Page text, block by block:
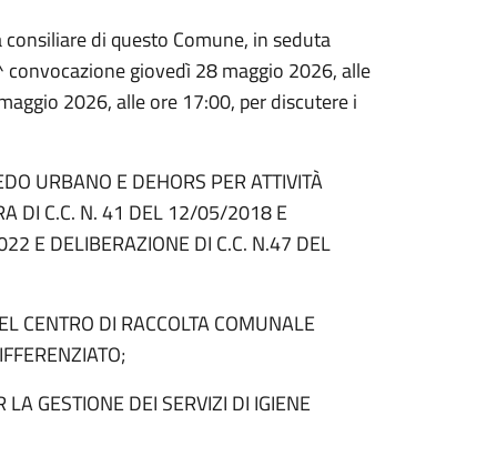
di questo Comune, in seduta
giovedì 28 maggio 2026, alle
2026, alle ore 17:00, per discutere i
URBANO E DEHORS PER ATTIVITÀ
DI C.C. N. 41 DEL 12/05/2018 E
E DELIBERAZIONE DI C.C. N.47 DEL
CENTRO DI RACCOLTA COMUNALE
GESTIONE DEI SERVIZI DI IGIENE